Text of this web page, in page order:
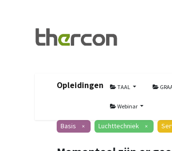
Opleidingen TAAL
Webinar
Basis × Luchttechniek ×